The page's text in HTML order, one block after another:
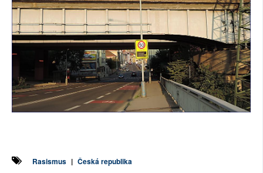
Rasismus | Česká republika